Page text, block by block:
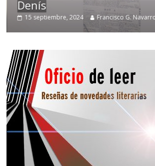
Denís
15 septiembre, 2024 Francisco G.